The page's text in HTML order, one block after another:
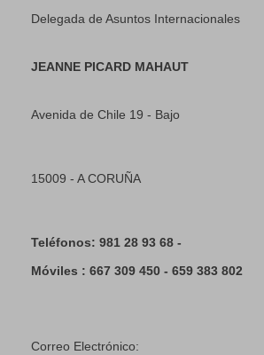
Delegada de Asuntos Internacionales
JEANNE PICARD MAHAUT
Avenida de Chile 19 - Bajo
15009 - A CORUÑA
Teléfonos: 981 28 93 68 -
Móviles : 667 309 450 - 659 383 802
Correo Electrónico: